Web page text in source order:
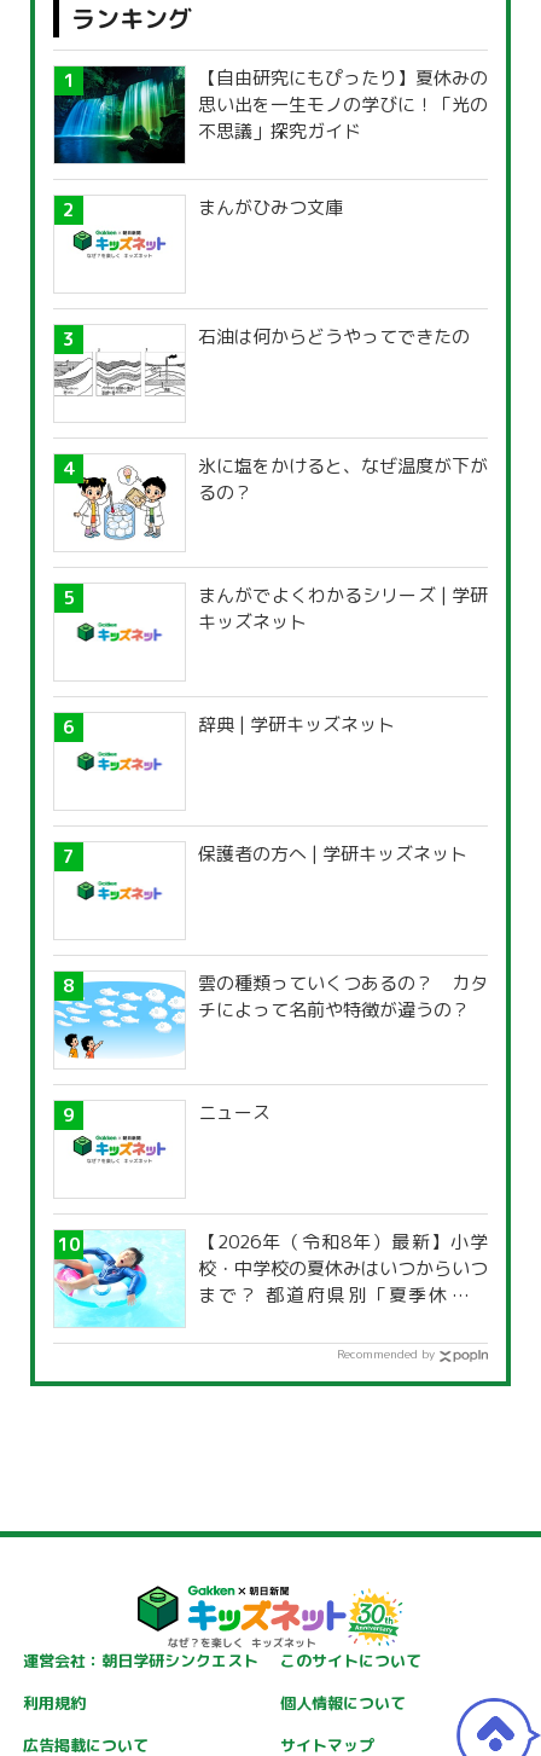
ランキング
【自由研究にもぴったり】夏休みの
思い出を一生モノの学びに！「光の
不思議」探究ガイド
まんがひみつ文庫
石油は何からどうやってできたの
氷に塩をかけると、なぜ温度が下が
るの？
まんがでよくわかるシリーズ | 学研
キッズネット
辞典 | 学研キッズネット
保護者の方へ | 学研キッズネット
雲の種類っていくつあるの？ カタ
チによって名前や特徴が違うの？
ニュース
【2026年（令和8年）最新】小学
校・中学校の夏休みはいつからいつ
まで？ 都道府県別「夏季休暇一
Recommended by
運営会社：朝日学研シンクエスト
このサイトについて
利用規約
個人情報について
広告掲載について
サイトマップ